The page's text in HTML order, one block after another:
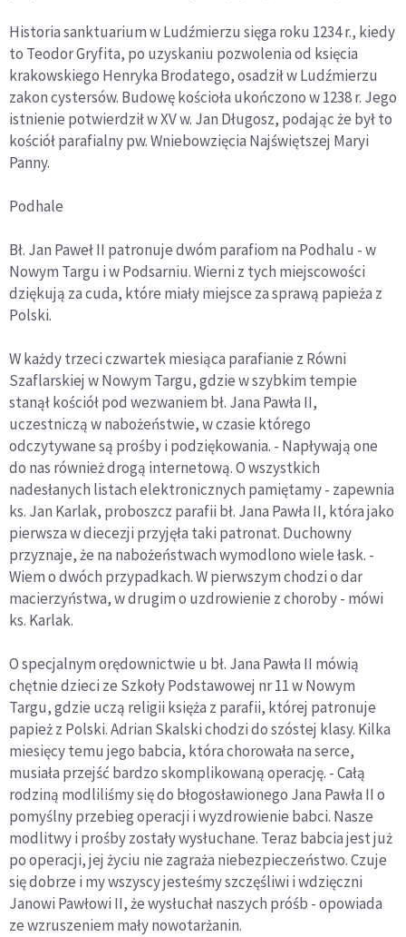
Historia sanktuarium w Ludźmierzu sięga roku 1234 r., kiedy
to Teodor Gryfita, po uzyskaniu pozwolenia od księcia
krakowskiego Henryka Brodatego, osadził w Ludźmierzu
zakon cystersów. Budowę kościoła ukończono w 1238 r. Jego
istnienie potwierdził w XV w. Jan Długosz, podając że był to
kościół parafialny pw. Wniebowzięcia Najświętszej Maryi
Panny.
Podhale
Bł. Jan Paweł II patronuje dwóm parafiom na Podhalu - w
Nowym Targu i w Podsarniu. Wierni z tych miejscowości
dziękują za cuda, które miały miejsce za sprawą papieża z
Polski.
W każdy trzeci czwartek miesiąca parafianie z Równi
Szaflarskiej w Nowym Targu, gdzie w szybkim tempie
stanął kościół pod wezwaniem bł. Jana Pawła II,
uczestniczą w nabożeństwie, w czasie którego
odczytywane są prośby i podziękowania. - Napływają one
do nas również drogą internetową. O wszystkich
nadesłanych listach elektronicznych pamiętamy - zapewnia
ks. Jan Karlak, proboszcz parafii bł. Jana Pawła II, która jako
pierwsza w diecezji przyjęła taki patronat. Duchowny
przyznaje, że na nabożeństwach wymodlono wiele łask. -
Wiem o dwóch przypadkach. W pierwszym chodzi o dar
macierzyństwa, w drugim o uzdrowienie z choroby - mówi
ks. Karlak.
O specjalnym orędownictwie u bł. Jana Pawła II mówią
chętnie dzieci ze Szkoły Podstawowej nr 11 w Nowym
Targu, gdzie uczą religii księża z parafii, której patronuje
papież z Polski. Adrian Skalski chodzi do szóstej klasy. Kilka
miesięcy temu jego babcia, która chorowała na serce,
musiała przejść bardzo skomplikowaną operację. - Całą
rodziną modliliśmy się do błogosławionego Jana Pawła II o
pomyślny przebieg operacji i wyzdrowienie babci. Nasze
modlitwy i prośby zostały wysłuchane. Teraz babcia jest już
po operacji, jej życiu nie zagraża niebezpieczeństwo. Czuje
się dobrze i my wszyscy jesteśmy szczęśliwi i wdzięczni
Janowi Pawłowi II, że wysłuchał naszych próśb - opowiada
ze wzruszeniem mały nowotarżanin.